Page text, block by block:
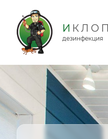
дезинфекция